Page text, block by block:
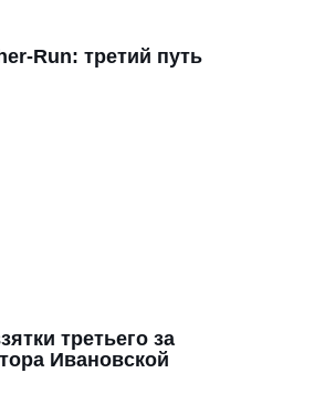
Run: третий путь
третьего за
Ивановской